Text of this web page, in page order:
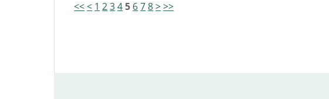
<<< 1 2345 678>>>